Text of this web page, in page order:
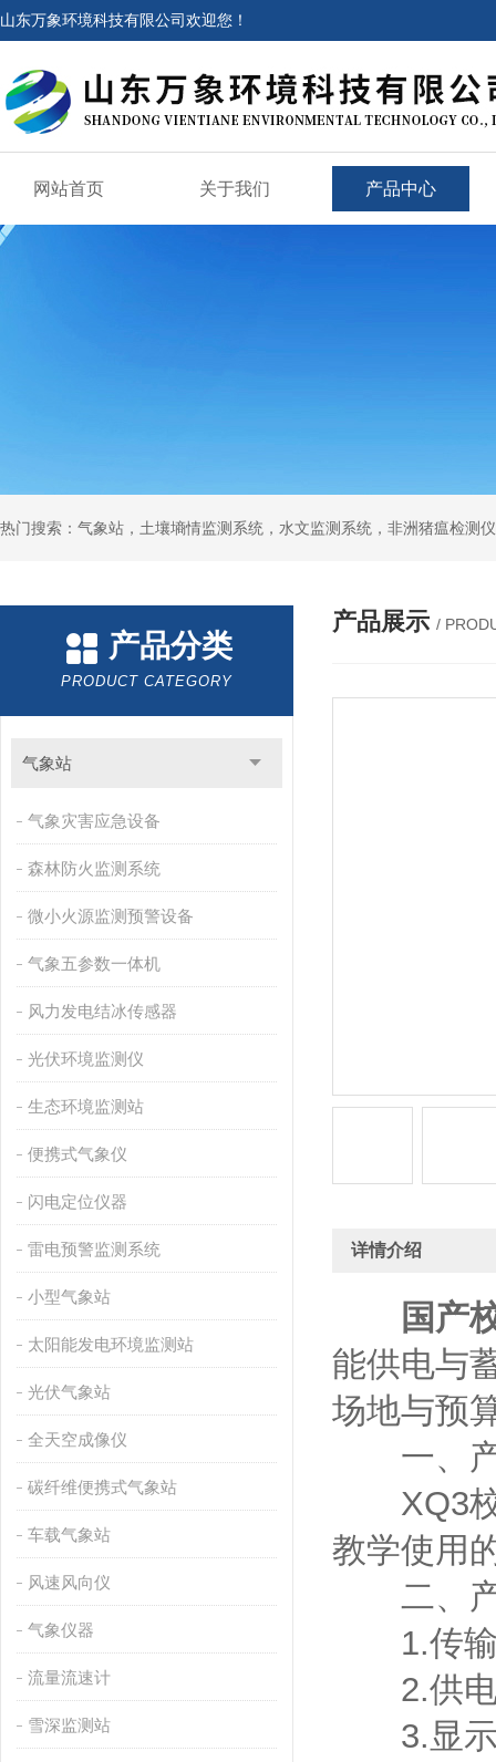
山东万象环境科技有限公司欢迎您！
网站首页 关于我们 产品中心
热门搜索：气象站，土壤墒情监测系统，水文监测系统，非洲猪瘟检测
产品分类
PRODUCT CATEGORY
气象站
气象灾害应急设备
森林防火监测系统
微小火源监测预警设备
气象五参数一体机
风力发电结冰传感器
光伏环境监测仪
生态环境监测站
便携式气象仪
闪电定位仪器
雷电预警监测系统
小型气象站
太阳能发电环境监测站
光伏气象站
全天空成像仪
碳纤维便携式气象站
车载气象站
风速风向仪
气象仪器
流量流速计
雪深监测站
产品展示 /
详情介绍
国产
能供电与
场地与预
一、产
XQ3校
教学使用
二、产
1.传输
2.供电
3.显示